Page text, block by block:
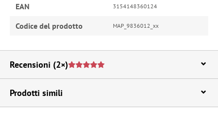
EAN 3154148360124
Codice del prodotto MAP_9836012_xx
Recensioni (2×)
Prodotti simili